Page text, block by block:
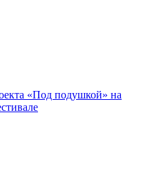
«Под подушкой» на